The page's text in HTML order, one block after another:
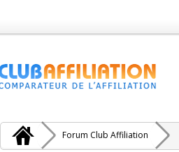
Forum Club Affiliation